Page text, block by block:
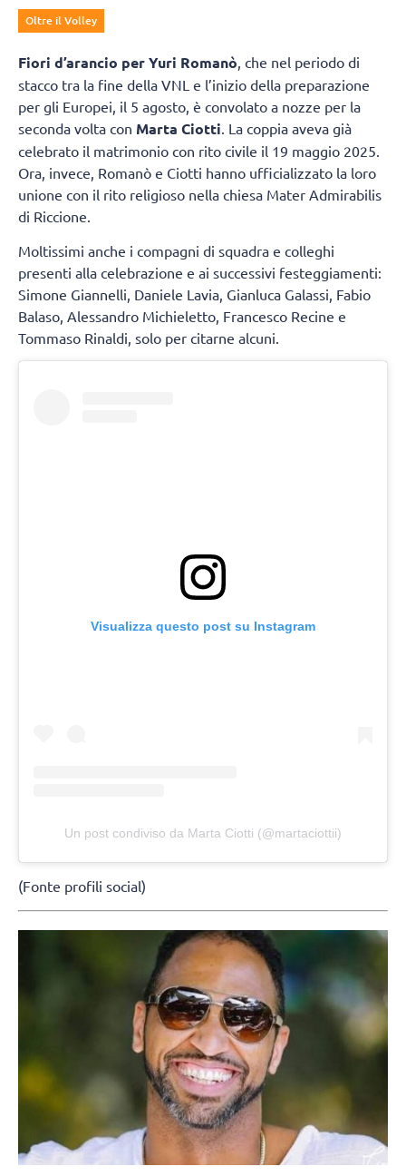
Oltre il Volley
Fiori d’arancio per Yuri Romanò , che nel periodo di
stacco tra la fine della VNL e l’inizio della preparazione
per gli Europei, il 5 agosto, è convolato a nozze per la
seconda volta con Marta Ciotti . La coppia aveva già
celebrato il matrimonio con rito civile il 19 maggio 2025.
Ora, invece, Romanò e Ciotti hanno ufficializzato la loro
unione con il rito religioso nella chiesa Mater Admirabilis
di Riccione.
Moltissimi anche i compagni di squadra e colleghi
presenti alla celebrazione e ai successivi festeggiamenti:
Simone Giannelli, Daniele Lavia, Gianluca Galassi, Fabio
Balaso, Alessandro Michieletto, Francesco Recine e
Tommaso Rinaldi, solo per citarne alcuni.
Visualizza questo post su Instagram
Un post condiviso da Marta Ciotti (@martaciottii)
(Fonte profili social)